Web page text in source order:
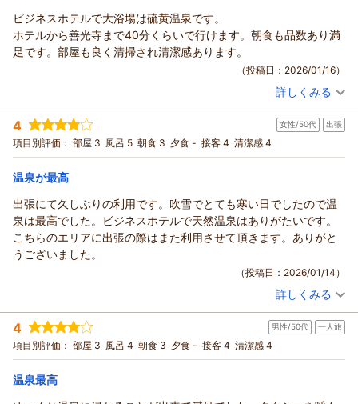
お客様の日頃の疲れを癒せるお手伝いが出来たようでしたら、
幸いでございます。
そのほか、接客対応につきましてもご好評賜りまして嬉しく存
なお、ご意見賜りました電子レンジの追加設置につきまして
は、サービス品質の維持向上の一環として、検討を進めて参り
ます。
お客様のまたのご来館を、スタッフ一同、心よりお待ち申し上
げております。
ご投稿頂きまして、ありがとうございました。
この度は数ある旅館・ホテルの中から、当ホテルルートイン上
山田温泉をご利用いただきまして、誠に有難うございます。
当館自慢の温泉に高い評価を賜りまして、大変嬉しく存じま
当館の温泉につきましては、多くのお客様よりご好評を頂いて
いる自慢の天然温泉でございます。複数ある源泉が入り混じ
り、時間帯や外気温によってお湯の色が変わる性質となってお
ります。
入るたびにまた違った楽しみを感じて頂けるものと存じますの
で、ぜひまたご利用くださいませ。
利用いただく足掛かりとしても、当ホテルをご愛顧いただけま
したら幸甚でございます。
今後ともより多くのお客様にご満足いただけるサービスを提供
できるよう、スタッフ一同励んで参ります。
お客様のまたのお越しを、スタッフ一同、心よりお待ち申し上
（返信日：2026/01/27）
ビジネスホテルで大浴場は硫黄温泉です。
ホテルから善光寺まで40分くらいで行けます。朝食も品数あり満
足です。部屋も良く清掃され清潔感あります。
（投稿日：2026/01/16）
投稿者： ひょうたん島さん(男性/60代)
宿泊プラン： 《スタンダードプラン》★天然温泉・ご朝食サービス・無料駐
車場あり・WI-FI無料★
ツイン 朝のみ
宿泊価格帯： 11,001～12,000円(大人一人あたり/税込)
この度は、数ある旅館・ホテルの中から、ホテルルートイン上
山田温泉をご利用いただきまして、誠に有難うございます。
温泉ならびに他全般につきましても高い評価を賜りまして、大
変嬉しく存じます。
当館の温泉につきましては、多くのお客様よりご好評を頂いて
いる自慢の天然温泉でございます。複数ある源泉が入り混じ
り、時間帯や外気温によってお湯の色が変わる性質となってお
ります。
ご入浴の度にまた違った楽しみを感じて頂けるものと存じます
ので、近隣の観光でお越しになられます際は、ぜひ温泉を目当
てにご利用くださいませ。
詳しくみる
4 女性/50代 出張
項目別評価： 部屋 3 風呂 5 朝食 3 夕食 - 接客 4 清潔感 4
温泉が最高
出張にて久しぶりの利用です。吹雪でとても寒い日でしたので温
泉は最高でした。ビジネスホテルで天然温泉はありがたいです。
こちらのエリアに出張の際はまた利用させて頂きます。ありがと
うございました。
（投稿日：2026/01/14）
投稿者： momoさん(女性/50代)
宿泊プラン： マルチギフトカード1，000円付プラン シングル 朝のみ
宿泊価格帯： 9,001～10,000円(大人一人あたり/税込)
ホテルルートイン上山田温泉からの返信
この度は数ある旅館・ホテルの中から、当ホテルルートイン上
詳しくみる
4 男性/50代 一人旅
項目別評価： 部屋 3 風呂 4 朝食 3 夕食 - 接客 4 清潔感 4
温泉最高